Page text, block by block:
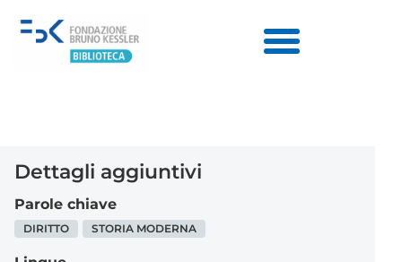
Dettagli aggiuntivi
Parole chiave
DIRITTO STORIA MODERNA